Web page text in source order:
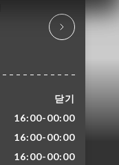
닫기
16:00-00:00
16:00-00:00
16:00-00:00